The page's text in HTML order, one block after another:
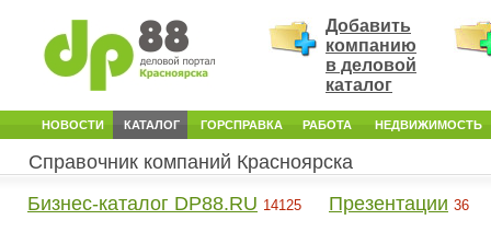
Добавить
компанию
в деловой
каталог
НОВОСТИ КАТАЛОГ ГОРСПРАВКА РАБОТА НЕДВИЖИМОСТЬ
Справочник компаний Красноярска
Бизнес-каталог DP88.RU 14125 Презентации 36